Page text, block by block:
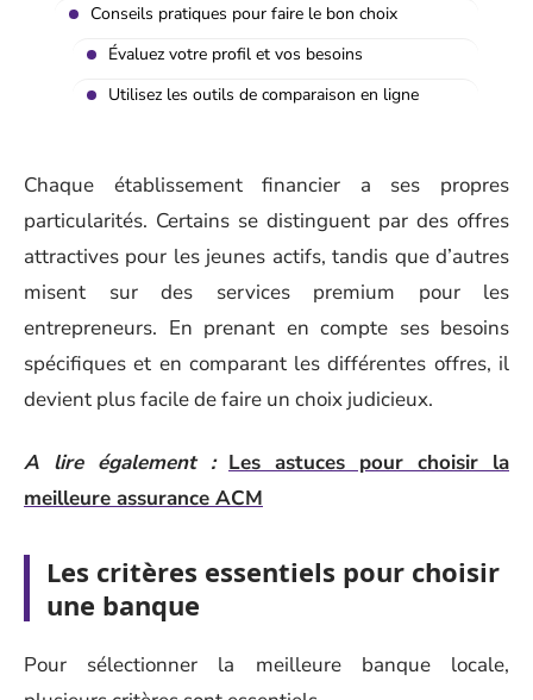
Conseils pratiques pour faire le bon choix
Évaluez votre profil et vos besoins
Utilisez les outils de comparaison en ligne
Chaque établissement financier a ses propres
particularités. Certains se distinguent par des offres
attractives pour les jeunes actifs, tandis que d’autres
misent sur des services premium pour les
entrepreneurs. En prenant en compte ses besoins
spécifiques et en comparant les différentes offres, il
devient plus facile de faire un choix judicieux.
A lire également : Les astuces pour choisir la
meilleure assurance ACM
Les critères essentiels pour choisir
une banque
Pour sélectionner la meilleure banque locale,